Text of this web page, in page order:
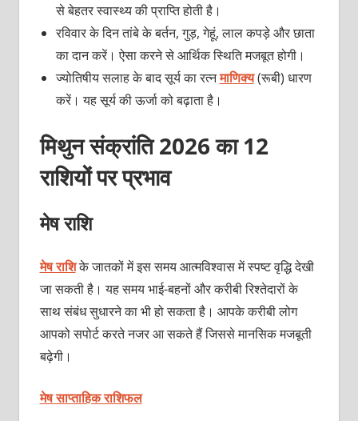
से बेहतर स्वास्थ्य की प्राप्ति होती है।
रविवार के दिन तांबे के बर्तन, गुड़, गेहूं, लाल कपड़े और छाता
का दान करें। ऐसा करने से आर्थिक स्थिति मजबूत होगी।
ज्योतिषीय सलाह के बाद सूर्य का रत्नमाणिक्य (रूबी) धारण
करें। यह सूर्य की ऊर्जा को बढ़ाता है।
मिथुन संक्रांति 2026 का 12
राशियों पर प्रभाव
मेष राशि
मेष राशिके जातकों में इस समय आत्मविश्वास में स्पष्ट वृद्धि देखी
जा सकती है। यह समय भाई-बहनों और करीबी रिश्तेदारों के
साथ संबंध सुधारने का भी हो सकता है। आपके करीबी लोग
आपको सपोर्ट करते नजर आ सकते हैं जिससे मानसिक मजबूती
बढ़ेगी।
मेष साप्ताहिक राशिफल